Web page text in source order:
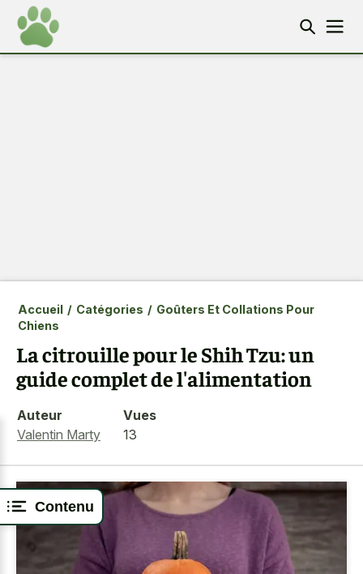
Contenu
Accueil / Catégories / Goûters Et Collations Pour
Chiens
La citrouille pour le Shih Tzu: un
guide complet de l'alimentation
Auteur
Valentin Marty
Vues
13